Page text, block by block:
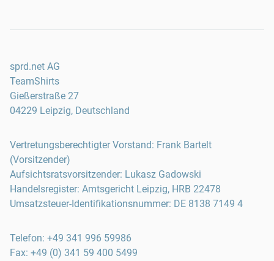
sprd.net AG
TeamShirts
Gießerstraße 27
04229 Leipzig, Deutschland
Vertretungsberechtigter Vorstand: Frank Bartelt
(Vorsitzender)
Aufsichtsratsvorsitzender: Lukasz Gadowski
Handelsregister: Amtsgericht Leipzig, HRB 22478
Umsatzsteuer-Identifikationsnummer: DE 8138 7149 4
Telefon: +49 341 996 59986
Fax: +49 (0) 341 59 400 5499